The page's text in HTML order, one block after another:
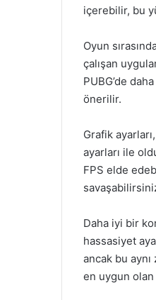
içerebilir, bu
Oyun
çalışan
PUBG’de
önerilir.
Grafik
ayarları ile
FPS elde
Daha iyi bir
hassasiyet
ancak bu
en uygun olan